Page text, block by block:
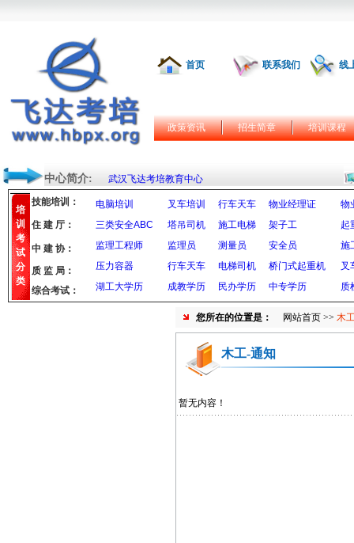
首页 联系我们 线
政策资讯 招生简章 培训课程
中心简介: 武汉飞达考培教育中心
培
训
考
试
分
类
技能培训： 电脑培训 叉车培训 行车天车 物业经理证
物
三类安全ABC
塔吊司机 施工电梯 架子工
起
监理工程师
监理员 测量员 安全员
施
压力容器
行车天车 电梯司机 桥门式起重机
叉
湖工大学历
成教学历 民办学历 中专学历 质
住 建 厅：
中 建 协：
质 监 局：
综合考试：
您所在的位置是： 网站首页 >> 木
木工-通知
暂无内容！